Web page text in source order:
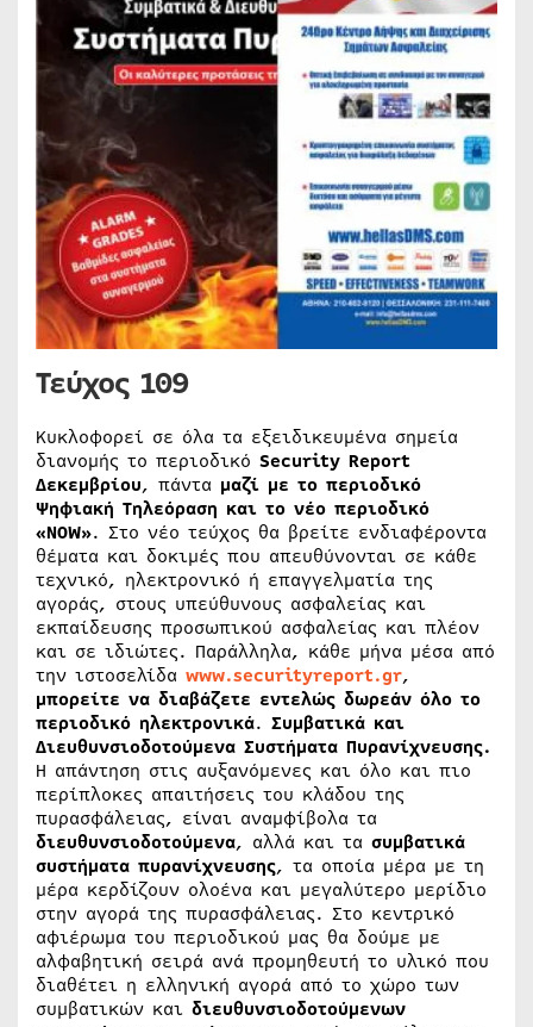
Τεύχος 109
Κυκλοφορεί σε όλα τα εξειδικευμένα σημεία
διανομής το περιοδικό Security Report
Δεκεμβρίου, πάντα μαζί με το περιοδικό
Ψηφιακή Τηλεόραση και το νέο περιοδικό
«NOW». Στο νέο τεύχος θα βρείτε ενδιαφέροντα
θέματα και δοκιμές που απευθύνονται σε κάθε
τεχνικό, ηλεκτρονικό ή επαγγελματία της
αγοράς, στους υπεύθυνους ασφαλείας και
εκπαίδευσης προσωπικού ασφαλείας και πλέον
και σε ιδιώτες. Παράλληλα, κάθε μήνα μέσα από
την ιστοσελίδα www.securityreport.gr,
μπορείτε να διαβάζετε εντελώς δωρεάν όλο το
περιοδικό ηλεκτρονικά. Συμβατικά και
Διευθυνσιοδοτούμενα Συστήματα Πυρανίχνευσης.
Η απάντηση στις αυξανόμενες και όλο και πιο
περίπλοκες απαιτήσεις του κλάδου της
πυρασφάλειας, είναι αναμφίβολα τα
διευθυνσιοδοτούμενα, αλλά και τα συμβατικά
συστήματα πυρανίχνευσης, τα οποία μέρα με τη
μέρα κερδίζουν ολοένα και μεγαλύτερο μερίδιο
στην αγορά της πυρασφάλειας. Στο κεντρικό
αφιέρωμα του περιοδικού μας θα δούμε με
αλφαβητική σειρά ανά προμηθευτή το υλικό που
διαθέτει η ελληνική αγορά από το χώρο των
συμβατικών και διευθυνσιοδοτούμενων